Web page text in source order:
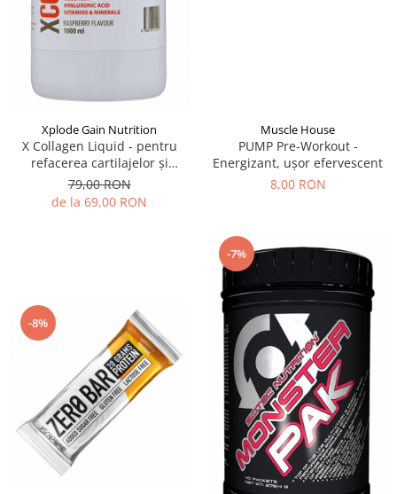
Xplode Gain Nutrition
X Collagen Liquid - pentru
refacerea cartilajelor și
menținerea vâscozității
lichidului sinovial
79,00 RON
de la 69,00 RON
Muscle House
PUMP Pre-Workout -
Energizant, ușor efervescent
8,00 RON
-8%
-7%